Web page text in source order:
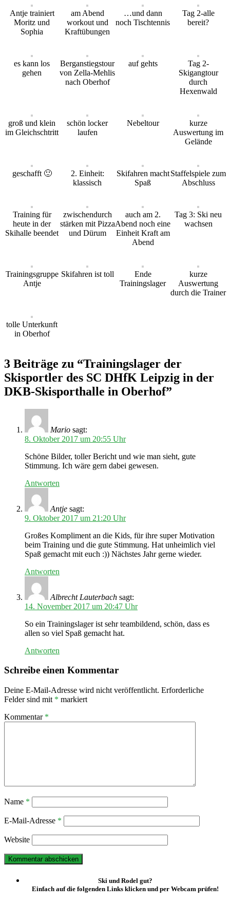
Antje trainiert
Moritz und
Sophia
am Abend
workout und
Kraftübungen
…und dann
noch Tischtennis
Tag 2-alle
bereit?
es kann los
gehen
Berganstiegstour
von Zella-Mehlis
nach Oberhof
auf gehts
Tag 2-
Skigangtour
durch
Hexenwald
groß und klein
im Gleichschtritt
schön locker
laufen
Nebeltour
kurze
Auswertung im
Gelände
geschafft 🙂
2. Einheit:
klassisch
Skifahren macht
Spaß
Staffelspiele zum
Abschluss
Training für
heute in der
Skihalle beendet
zwischendurch
stärken mit Pizza
und Dürum
auch am 2.
Abend noch eine
Einheit Kraft am
Abend
Tag 3: Ski neu
wachsen
Trainingsgruppe
Antje
Skifahren ist toll
Ende
Trainingslager
kurze
Auswertung
durch die Trainer
tolle Unterkunft
in Oberhof
3 Beiträge zu “Trainingslager der
Skisportler des SC DHfK Leipzig in der
DKB-Skisporthalle in Oberhof”
Mario sagt:
8. Oktober 2017 um 20:55 Uhr
Schöne Bilder, toller Bericht und wie man sieht, gute
Stimmung. Ich wäre gern dabei gewesen.
Antworten
Antje sagt:
9. Oktober 2017 um 21:20 Uhr
Großes Kompliment an die Kids, für ihre super Motivation
beim Training und die gute Stimmung. Hat unheimlich viel
Spaß gemacht mit euch :)) Nächstes Jahr gerne wieder.
Antworten
Albrecht Lauterbach sagt:
14. November 2017 um 20:47 Uhr
So ein Trainingslager ist sehr teambildend, schön, dass es
allen so viel Spaß gemacht hat.
Antworten
Schreibe einen Kommentar
Deine E-Mail-Adresse wird nicht veröffentlicht. Erforderliche
Felder sind mit * markiert
Kommentar *
Name *
E-Mail-Adresse *
Website
Ski und Rodel gut?
Einfach auf die folgenden Links klicken und per Webcam prüfen!